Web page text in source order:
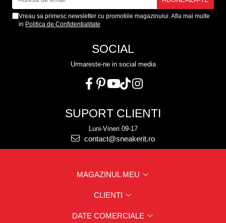
Vreau sa primesc newsletter cu promotiile magazinului. Afla mai multe
in Politica de Confidentialitate
SOCIAL
Urmareste-ne in social media
SUPORT CLIENTI
Luni-Vineri 09-17
contact@sneakerit.ro
MAGAZINUL MEU
CLIENTI
DATE COMERCIALE